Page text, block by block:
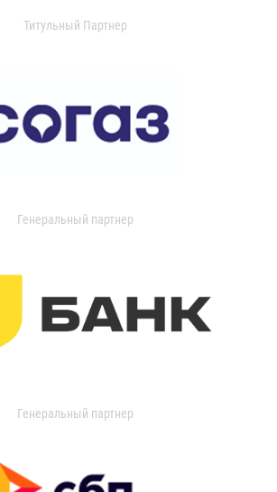
Титульный Партнер
Генеральный партнер
Генеральный партнер